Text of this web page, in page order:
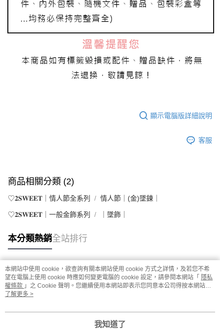
顯示電腦版詳細說明
客服
商品相關分類 (2)
♡𝟐𝐒𝐖𝐄𝐄𝐓｜情人節全系列 情人節｜(金)墜鍊｜
♡𝟐𝐒𝐖𝐄𝐄𝐓｜一般金飾系列 ｜墜飾｜
本分類熱銷全站排行
熱門標籤
本網站中使用 cookie，欲查詢有關本網站使用 cookie 方式之詳情，及若您不希
望在電腦上使用 cookie 時應如何變更電腦的 cookie 設定，請參閱本網站「 隱私
權條款 」之 Cookie 聲明。您繼續使用本網站即表示您同意本公司得按本網站使
用條款之 Cookie 聲明使用 cookie。
了解更多 >
我知道了